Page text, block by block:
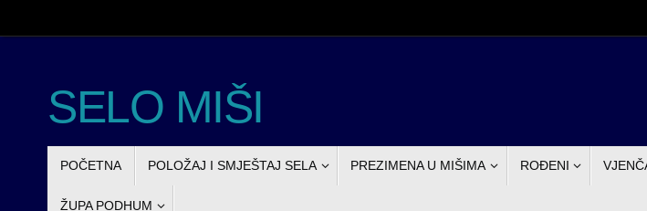
SELO MIŠI
DO
POČETNA POLOŽAJ I SMJEŠTAJ SELA PREZIMENA U MIŠIMA ROĐENI
ŽUPA PODHUM